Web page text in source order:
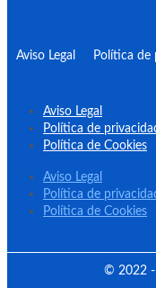
Aviso Legal Política de
Aviso Legal
Política de
Política de Cookies
Aviso Legal
Política de
Política de Cookies
© 2022 -